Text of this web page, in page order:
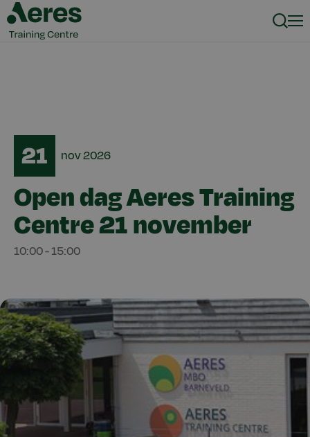
Open dag Aeres Training
Centre 21 november
Date
21 nov2026
10:00-15:00